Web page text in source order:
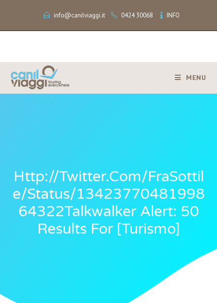
info@canilviaggi.it 0424 30068 INFO
MENU
Http://twitter.com/FraSottil
E/status/13423770481998
64322Talkwalker Alert: 50
Results For [turismo]